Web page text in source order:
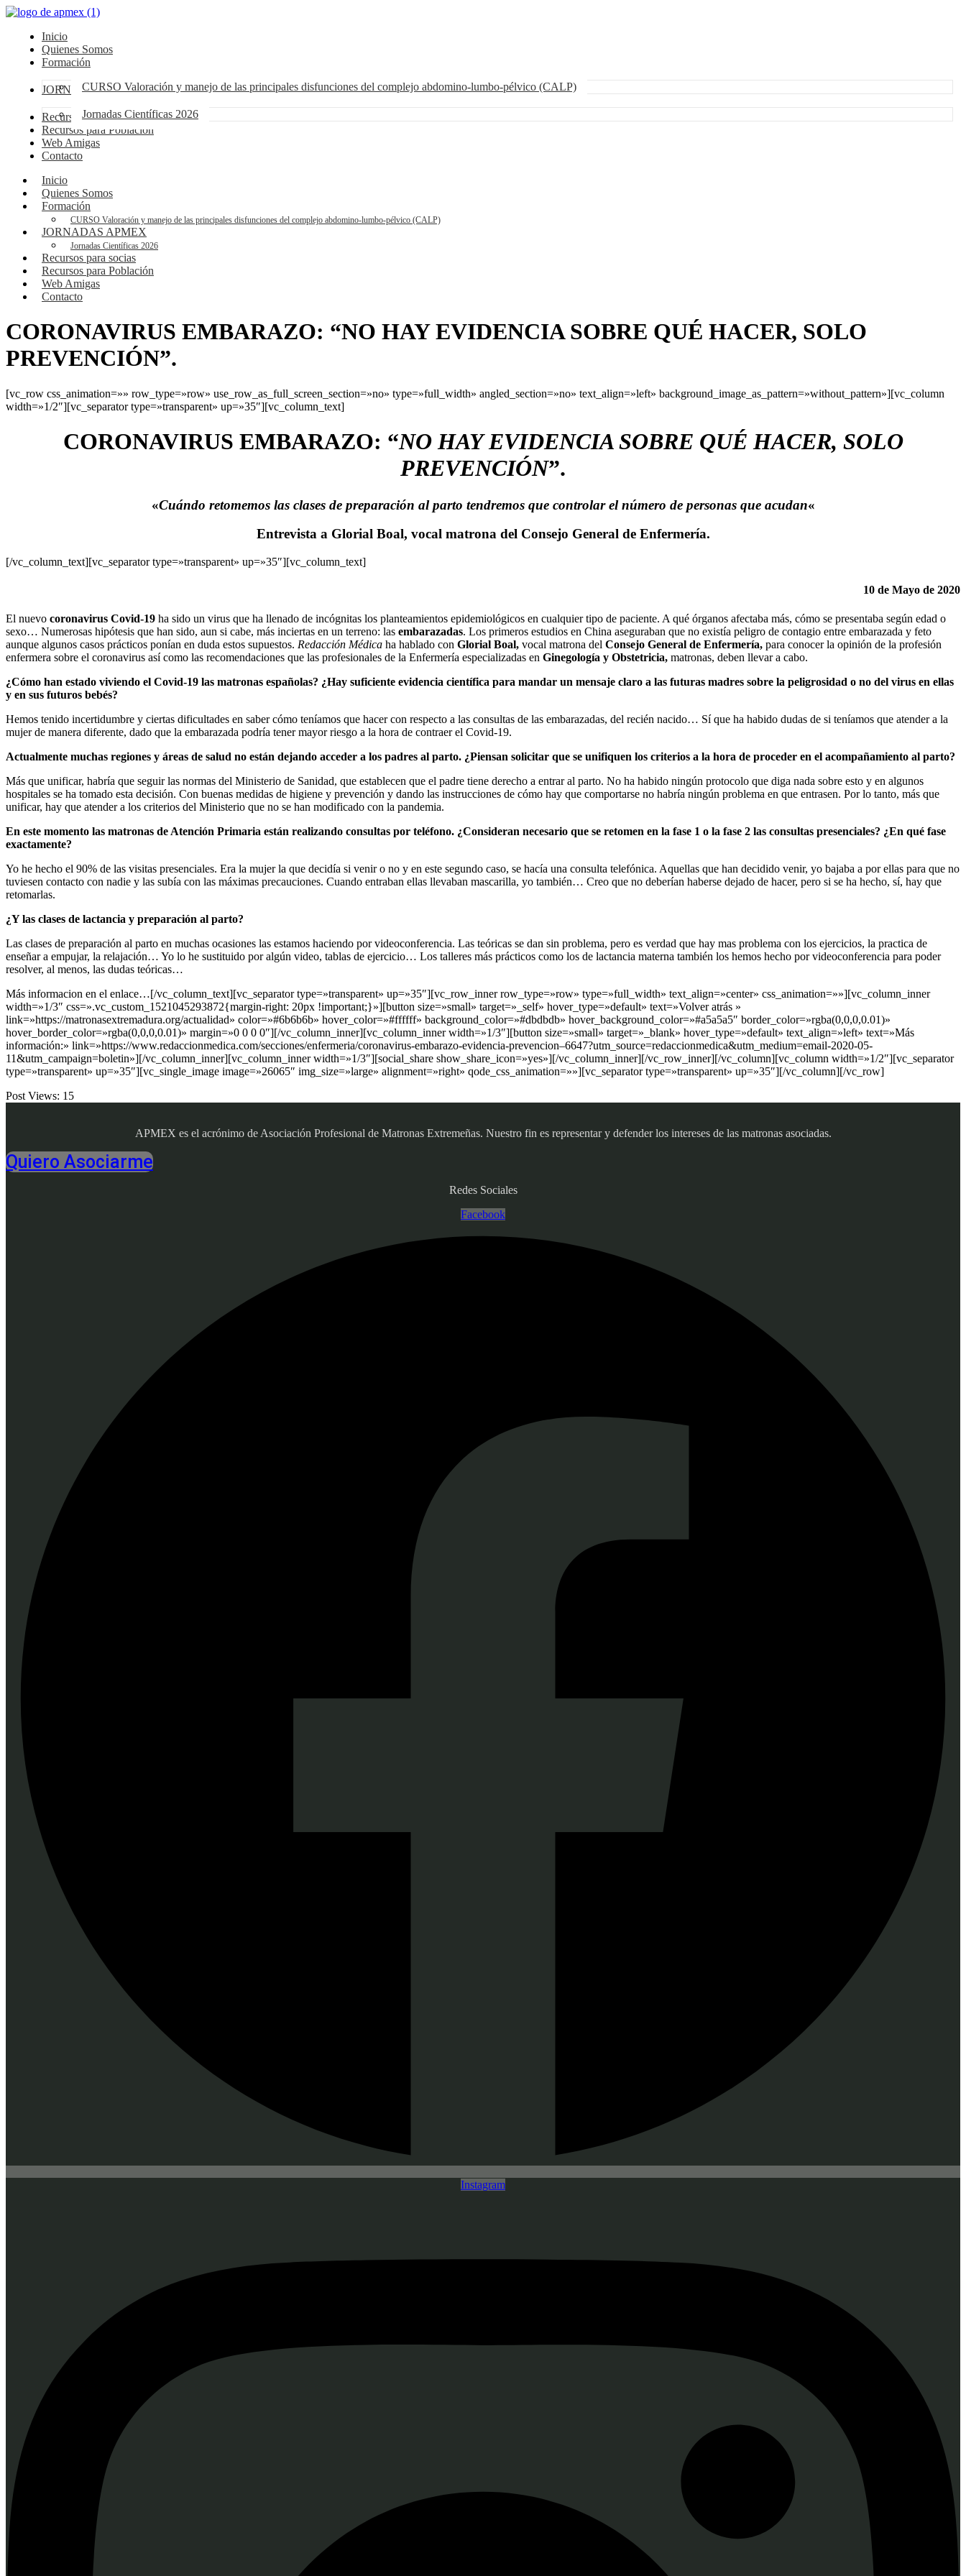
Inicio
Quienes Somos
Formación
CURSO Valoración y manejo de las principales disfunciones del complejo abdomino-lumbo-pélvico (CALP)
JORNADAS APMEX
Jornadas Científicas 2026
Recursos para socias
Recursos para Población
Web Amigas
Contacto
Inicio
Quienes Somos
Formación
CURSO Valoración y manejo de las principales disfunciones del complejo abdomino-lumbo-pélvico (CALP)
JORNADAS APMEX
Jornadas Científicas 2026
Recursos para socias
Recursos para Población
Web Amigas
Contacto
CORONAVIRUS EMBARAZO: “NO HAY EVIDENCIA SOBRE QUÉ HACER, SOLO
PREVENCIÓN”.
[vc_row css_animation=»» row_type=»row» use_row_as_full_screen_section=»no» type=»full_width» angled_section=»no» text_align=»left» background_image_as_pattern=»without_pattern»][vc_column
width=»1/2″][vc_separator type=»transparent» up=»35″][vc_column_text]
CORONAVIRUS EMBARAZO: “NO HAY EVIDENCIA SOBRE QUÉ HACER, SOLO
PREVENCIÓN”.
«Cuándo retomemos las clases de preparación al parto tendremos que controlar el número de personas que acudan«
Entrevista a Glorial Boal, vocal matrona del Consejo General de Enfermería.
[/vc_column_text][vc_separator type=»transparent» up=»35″][vc_column_text]
10 de Mayo de 2020
El nuevo coronavirus Covid-19 ha sido un virus que ha llenado de incógnitas los planteamientos epidemiológicos en cualquier tipo de paciente. A qué órganos afectaba más, cómo se presentaba según edad o
sexo… Numerosas hipótesis que han sido, aun si cabe, más inciertas en un terreno: las embarazadas. Los primeros estudios en China aseguraban que no existía peligro de contagio entre embarazada y feto
aunque algunos casos prácticos ponían en duda estos supuestos. Redacción Médica ha hablado con Glorial Boal, vocal matrona del Consejo General de Enfermería, para conocer la opinión de la profesión
enfermera sobre el coronavirus así como las recomendaciones que las profesionales de la Enfermería especializadas en Ginegología y Obstetricia, matronas, deben llevar a cabo.
¿Cómo han estado viviendo el Covid-19 las matronas españolas? ¿Hay suficiente evidencia científica para mandar un mensaje claro a las futuras madres sobre la peligrosidad o no del virus en ellas
y en sus futuros bebés?
Hemos tenido incertidumbre y ciertas dificultades en saber cómo teníamos que hacer con respecto a las consultas de las embarazadas, del recién nacido… Sí que ha habido dudas de si teníamos que atender a la
mujer de manera diferente, dado que la embarazada podría tener mayor riesgo a la hora de contraer el Covid-19.
Actualmente muchas regiones y áreas de salud no están dejando acceder a los padres al parto. ¿Piensan solicitar que se unifiquen los criterios a la hora de proceder en el acompañamiento al parto?
Más que unificar, habría que seguir las normas del Ministerio de Sanidad, que establecen que el padre tiene derecho a entrar al parto. No ha habido ningún protocolo que diga nada sobre esto y en algunos
hospitales se ha tomado esta decisión. Con buenas medidas de higiene y prevención y dando las instrucciones de cómo hay que comportarse no habría ningún problema en que entrasen. Por lo tanto, más que
unificar, hay que atender a los criterios del Ministerio que no se han modificado con la pandemia.
En este momento las matronas de Atención Primaria están realizando consultas por teléfono. ¿Consideran necesario que se retomen en la fase 1 o la fase 2 las consultas presenciales? ¿En qué fase
exactamente?
Yo he hecho el 90% de las visitas presenciales. Era la mujer la que decidía si venir o no y en este segundo caso, se hacía una consulta telefónica. Aquellas que han decidido venir, yo bajaba a por ellas para que no
tuviesen contacto con nadie y las subía con las máximas precauciones. Cuando entraban ellas llevaban mascarilla, yo también… Creo que no deberían haberse dejado de hacer, pero si se ha hecho, sí, hay que
retomarlas.
¿Y las clases de lactancia y preparación al parto?
Las clases de preparación al parto en muchas ocasiones las estamos haciendo por videoconferencia. Las teóricas se dan sin problema, pero es verdad que hay mas problema con los ejercicios, la practica de
enseñar a empujar, la relajación… Yo lo he sustituido por algún video, tablas de ejercicio… Los talleres más prácticos como los de lactancia materna también los hemos hecho por videoconferencia para poder
resolver, al menos, las dudas teóricas…
Más informacion en el enlace…[/vc_column_text][vc_separator type=»transparent» up=»35″][vc_row_inner row_type=»row» type=»full_width» text_align=»center» css_animation=»»][vc_column_inner
width=»1/3″ css=».vc_custom_1521045293872{margin-right: 20px !important;}»][button size=»small» target=»_self» hover_type=»default» text=»Volver atrás »
link=»https://matronasextremadura.org/actualidad» color=»#6b6b6b» hover_color=»#ffffff» background_color=»#dbdbdb» hover_background_color=»#a5a5a5″ border_color=»rgba(0,0,0,0.01)»
hover_border_color=»rgba(0,0,0,0.01)» margin=»0 0 0 0″][/vc_column_inner][vc_column_inner width=»1/3″][button size=»small» target=»_blank» hover_type=»default» text_align=»left» text=»Más
información:» link=»https://www.redaccionmedica.com/secciones/enfermeria/coronavirus-embarazo-evidencia-prevencion–6647?utm_source=redaccionmedica&utm_medium=email-2020-05-
11&utm_campaign=boletin»][/vc_column_inner][vc_column_inner width=»1/3″][social_share show_share_icon=»yes»][/vc_column_inner][/vc_row_inner][/vc_column][vc_column width=»1/2″][vc_separator
type=»transparent» up=»35″][vc_single_image image=»26065″ img_size=»large» alignment=»right» qode_css_animation=»»][vc_separator type=»transparent» up=»35″][/vc_column][/vc_row]
Post Views: 15
APMEX es el acrónimo de Asociación Profesional de Matronas Extremeñas. Nuestro fin es representar y defender los intereses de las matronas asociadas.
Quiero Asociarme
Redes Sociales
Facebook
Instagram